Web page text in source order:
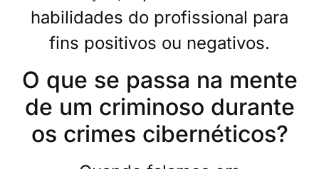
habilidades do profissional para
fins positivos ou negativos.
O que se passa na mente
de um criminoso durante
os crimes cibernéticos?